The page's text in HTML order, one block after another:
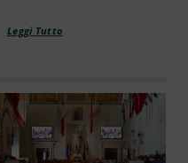
Leggi Tutto